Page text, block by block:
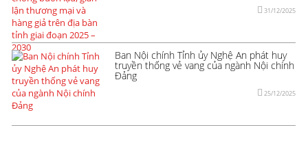
31/12/2025
Ban Nội chính Tỉnh ủy Nghệ An phát huy
truyền thống vẻ vang của ngành Nội chính
Đảng
25/12/2025